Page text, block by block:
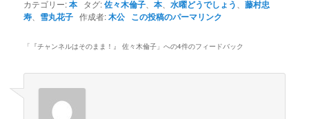
カテゴリー:本 タグ:佐々木倫子 、本 、水曜どうでしょう 、藤村忠
寿
雪丸花子 作成者:木公 この投稿のパーマリンク
「 『チャンネルはそのまま！』 佐々木倫子 」への4件のフィードバック